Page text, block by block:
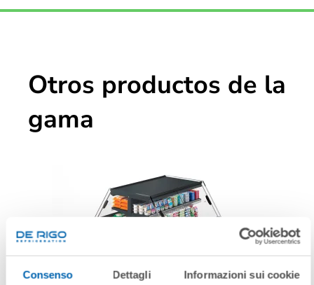
Consenso Dettagli Informazioni sui cookie
Otros productos de la
gama